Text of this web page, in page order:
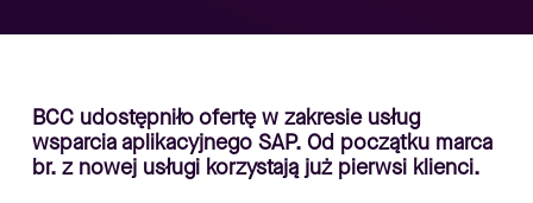
BCC udostępniło ofertę w zakresie usług
wsparcia aplikacyjnego SAP. Od początku marca
br. z nowej usługi korzystają już pierwsi klienci.